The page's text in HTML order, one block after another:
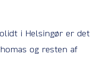
i Helsingør er det
og resten af